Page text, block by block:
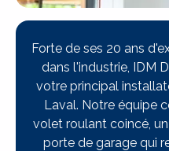
Forte de ses 20 ans
dans l'industrie, IDM
votre principal
Laval. Notre équipe
volet roulant coincé,
porte de garage qui